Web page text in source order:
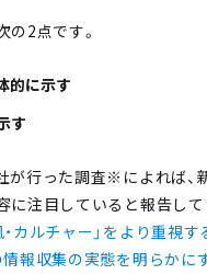
の2点です。
的に示す
す
が行った調査※によれば、
に注目していると報告して
カルチャー」をより重視す
情報収集の実態を明らかに